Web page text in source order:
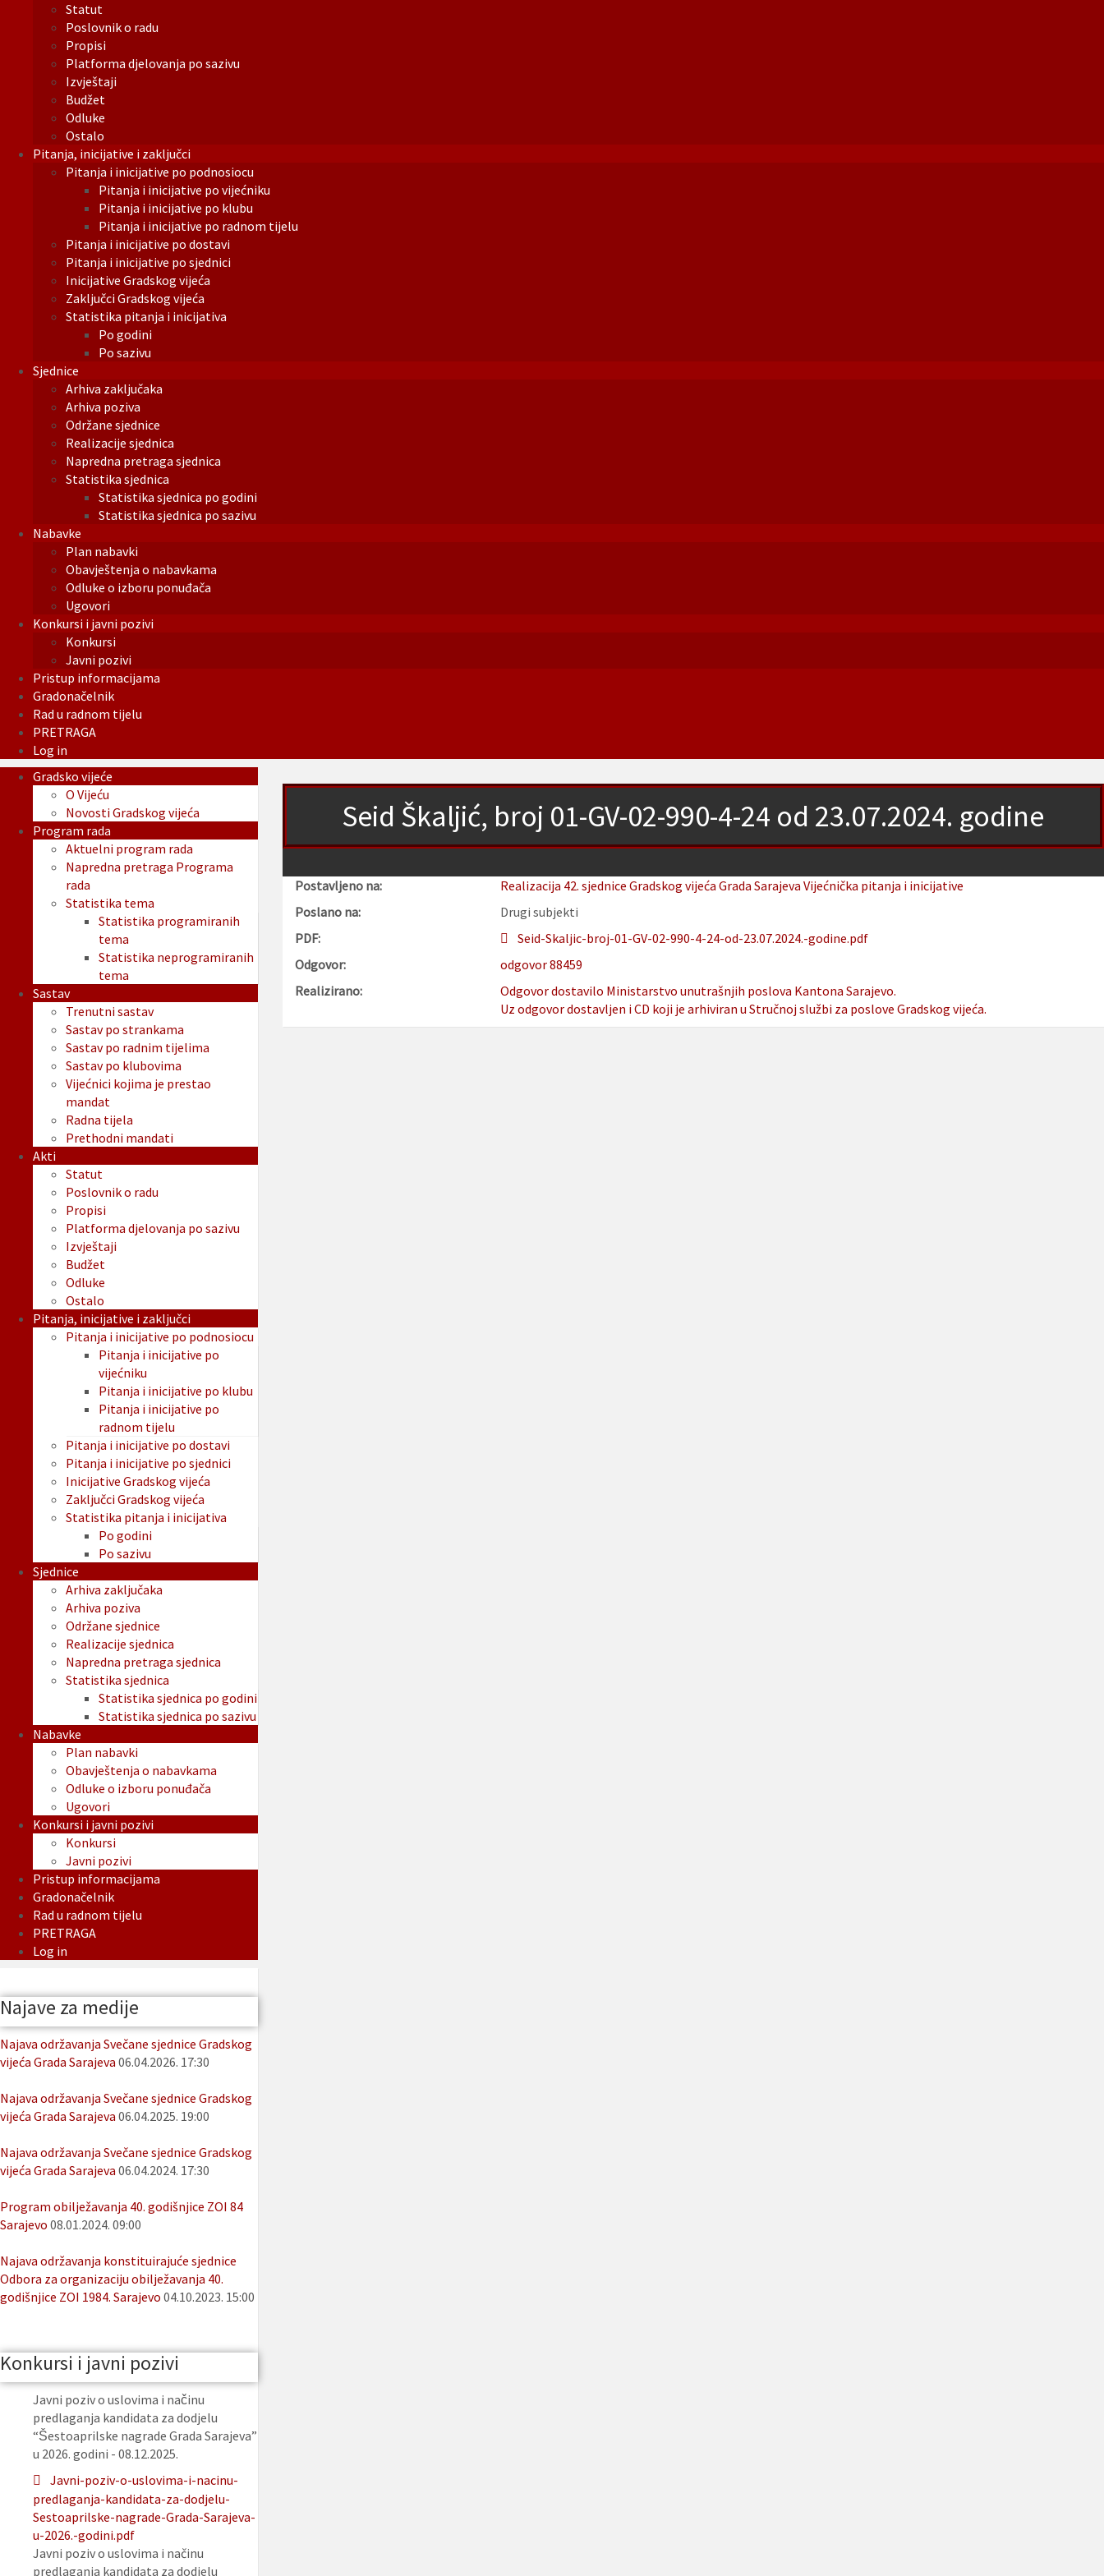
Statut
Poslovnik o radu
Propisi
Platforma djelovanja po sazivu
Izvještaji
Budžet
Odluke
Ostalo
Pitanja, inicijative i zaključci
Pitanja i inicijative po podnosiocu
Pitanja i inicijative po vijećniku
Pitanja i inicijative po klubu
Pitanja i inicijative po radnom tijelu
Pitanja i inicijative po dostavi
Pitanja i inicijative po sjednici
Inicijative Gradskog vijeća
Zaključci Gradskog vijeća
Statistika pitanja i inicijativa
Po godini
Po sazivu
Sjednice
Arhiva zaključaka
Arhiva poziva
Održane sjednice
Realizacije sjednica
Napredna pretraga sjednica
Statistika sjednica
Statistika sjednica po godini
Statistika sjednica po sazivu
Nabavke
Plan nabavki
Obavještenja o nabavkama
Odluke o izboru ponuđača
Ugovori
Konkursi i javni pozivi
Konkursi
Javni pozivi
Pristup informacijama
Gradonačelnik
Rad u radnom tijelu
PRETRAGA
Log in
Seid Škaljić, broj 01-GV-02-990-4-24 od 23.07.2024. godine
Postavljeno na: Realizacija 42. sjednice Gradskog vijeća Grada Sarajeva Vijećnička pitanja i inicijative
Poslano na:
Drugi subjekti
PDF:
Seid-Skaljic-broj-01-GV-02-990-4-24-od-23.07.2024.-godine.pdf
Odgovor:
odgovor 88459
Realizirano:
Odgovor dostavilo Ministarstvo unutrašnjih poslova Kantona Sarajevo.
Uz odgovor dostavljen i CD koji je arhiviran u Stručnoj službi za poslove Gradskog vijeća.
Gradsko vijeće
O Vijeću
Novosti Gradskog vijeća
Program rada
Aktuelni program rada
Napredna pretraga Programa
rada
Statistika tema
Statistika programiranih
tema
Statistika neprogramiranih
tema
Sastav
Trenutni sastav
Sastav po strankama
Sastav po radnim tijelima
Sastav po klubovima
Vijećnici kojima je prestao
mandat
Radna tijela
Prethodni mandati
Akti
Statut
Poslovnik o radu
Propisi
Platforma djelovanja po sazivu
Izvještaji
Budžet
Odluke
Ostalo
Pitanja, inicijative i zaključci
Pitanja i inicijative po podnosiocu
Pitanja i inicijative po
vijećniku
Pitanja i inicijative po klubu
Pitanja i inicijative po
radnom tijelu
Pitanja i inicijative po dostavi
Pitanja i inicijative po sjednici
Inicijative Gradskog vijeća
Zaključci Gradskog vijeća
Statistika pitanja i inicijativa
Po godini
Po sazivu
Sjednice
Arhiva zaključaka
Arhiva poziva
Održane sjednice
Realizacije sjednica
Napredna pretraga sjednica
Statistika sjednica
Statistika sjednica po godini
Statistika sjednica po sazivu
Nabavke
Plan nabavki
Obavještenja o nabavkama
Odluke o izboru ponuđača
Ugovori
Konkursi i javni pozivi
Konkursi
Javni pozivi
Pristup informacijama
Gradonačelnik
Rad u radnom tijelu
PRETRAGA
Log in
Najave za medije
Najava održavanja Svečane sjednice Gradskog
vijeća Grada Sarajeva 06.04.2026. 17:30
Najava održavanja Svečane sjednice Gradskog
vijeća Grada Sarajeva 06.04.2025. 19:00
Najava održavanja Svečane sjednice Gradskog
vijeća Grada Sarajeva 06.04.2024. 17:30
Program obilježavanja 40. godišnjice ZOI 84
Sarajevo 08.01.2024. 09:00
Najava održavanja konstituirajuće sjednice
Odbora za organizaciju obilježavanja 40.
godišnjice ZOI 1984. Sarajevo 04.10.2023. 15:00
Konkursi i javni pozivi
Javni poziv o uslovima i načinu
predlaganja kandidata za dodjelu
“Šestoaprilske nagrade Grada Sarajeva”
u 2026. godini - 08.12.2025.
Javni-poziv-o-uslovima-i-nacinu-
predlaganja-kandidata-za-dodjelu-
Sestoaprilske-nagrade-Grada-Sarajeva-
u-2026.-godini.pdf
Javni poziv o uslovima i načinu
predlaganja kandidata za dodjelu